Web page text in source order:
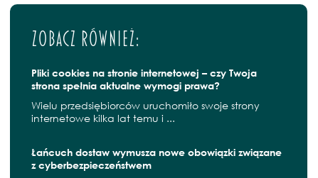
Zobacz również:
Pliki cookies na stronie internetowej – czy Twoja
strona spełnia aktualne wymogi prawa?
Wielu przedsiębiorców uruchomiło swoje strony
internetowe kilka lat temu i ...
Łańcuch dostaw wymusza nowe obowiązki związane
z cyberbezpieczeństwem